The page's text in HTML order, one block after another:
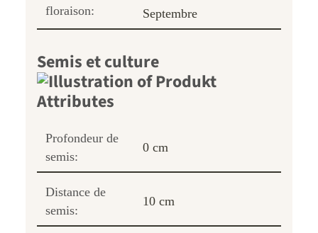
floraison:
Septembre
Semis et culture
Profondeur de
semis:
0 cm
Distance de
semis:
10 cm